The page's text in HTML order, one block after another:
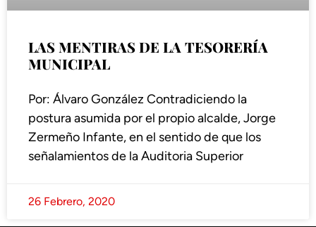
LAS MENTIRAS DE LA TESORERÍA
MUNICIPAL
Por: Álvaro González Contradiciendo la
postura asumida por el propio alcalde, Jorge
Zermeño Infante, en el sentido de que los
señalamientos de la Auditoria Superior
26 Febrero, 2020